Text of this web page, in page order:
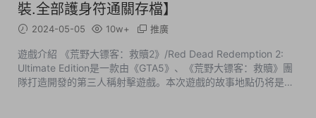
裝.全部護身符通關存檔】
2024-05-05 10w+ 推廣
遊戲介紹 《荒野大镖客：救贖2》/Red Dead Redemption 2:
Ultimate Edition是一款由《GTA5》、《荒野大镖客：救贖》團
隊打造開發的第三人稱射擊遊戲。本次遊戲的故事地點仍将是美